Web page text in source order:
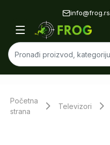
info@frog.rs
Početna
strana
Televizori